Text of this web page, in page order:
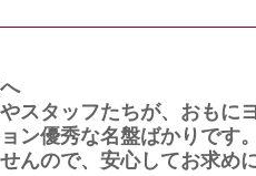
スタッフたちが、おもに
ン優秀な名盤ばかりです
んので、安心してお求め